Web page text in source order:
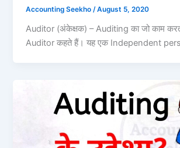
Accounting Seekho/August 5, 2020
Auditor (अंकेक्षक) – Auditing का जो काम
Auditor कहते हैं। यह एक Independent